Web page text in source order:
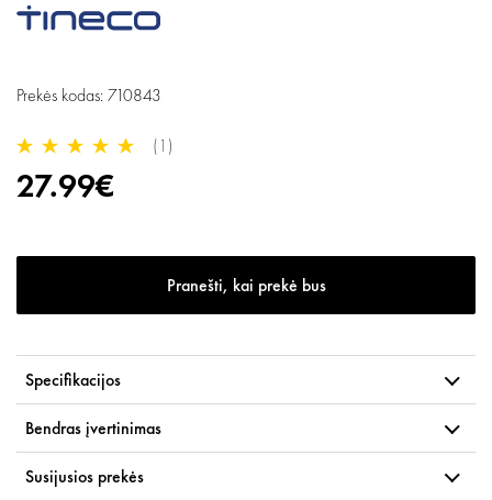
Prekės kodas: 710843
(1)
27.99€
Pranešti, kai prekė bus
Specifikacijos
Bendras įvertinimas
Susijusios prekės